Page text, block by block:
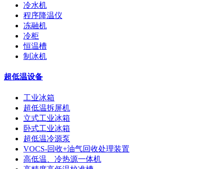
冷水机
程序降温仪
冻融机
冷柜
恒温槽
制冰机
超低温设备
工业冰箱
超低温拆屏机
立式工业冰箱
卧式工业冰箱
超低温冷源泵
VOCS-回收+油气回收处理装置
高低温、冷热源一体机